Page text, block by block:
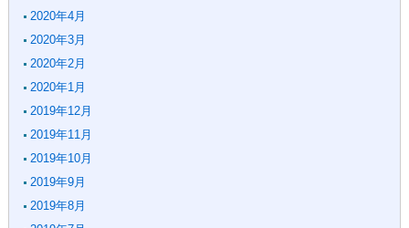
2020年4月
2020年3月
2020年2月
2020年1月
2019年12月
2019年11月
2019年10月
2019年9月
2019年8月